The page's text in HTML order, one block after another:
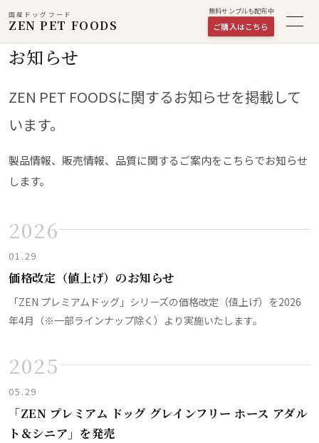
国産ドッグフード
ZEN PET FOODS
無料サンプルも配布中
ご購入はこちら
お知らせ
ZEN PET FOODSに関するお知らせを掲載して
います。
製品情報、販売情報、品質に関するご案内をこちらでお知らせ
します。
2026
01.29
価格改定（値上げ）のお知らせ
「ZEN プレミアムドッグ」シリーズの価格改定（値上げ）を2026
年4月（※一部ラインナップ除く）より実施いたします。
2025
05.29
「ZEN プレミアム ドッグ グレインフリー ホース アダル
ト＆シニア」を発売